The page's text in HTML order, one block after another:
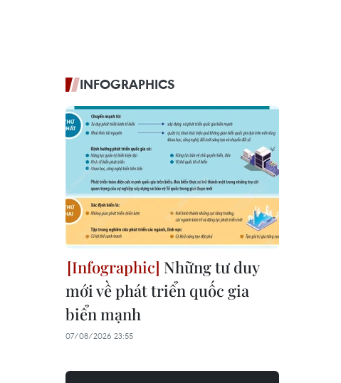
INFOGRAPHICS
Những tư duy
mới về phát triển quốc gia
biển mạnh
07/08/2026 23:55